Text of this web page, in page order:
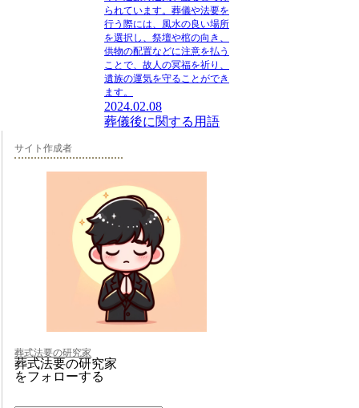
られています。 葬儀や法要を
行う際には、風水の良い場所
を選択し、祭壇や棺の向き、
供物の配置などに注意を払う
ことで、故人の冥福を祈り、
遺族の運気を守ることができ
ます。
2024.02.08
葬儀後に関する用語
サイト作成者
葬式法要の研究家
葬式法要の研究家
をフォローする